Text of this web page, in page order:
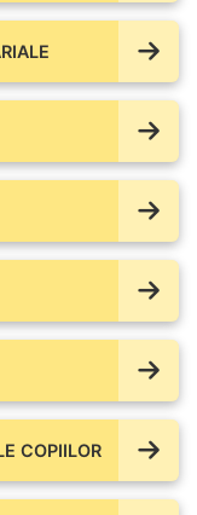
COPIILOR